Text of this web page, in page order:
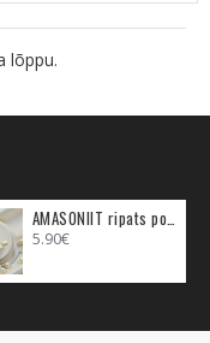
lõppu.
5.90€